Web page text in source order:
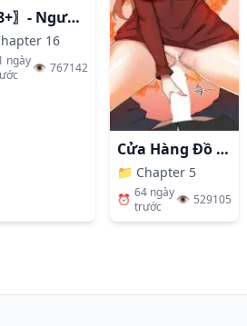
〖18+〗- Người Bạn Thanh Mai Trúc Mã Tính Theo Giá Thị Trường
16
ngày👁️ 767142
Cửa Hàng Đồ Chơi Người Lớn Ở Thế Giới Lạ
📁 Chapter 5
⏰ 64 ngày
trước
👁️ 529105